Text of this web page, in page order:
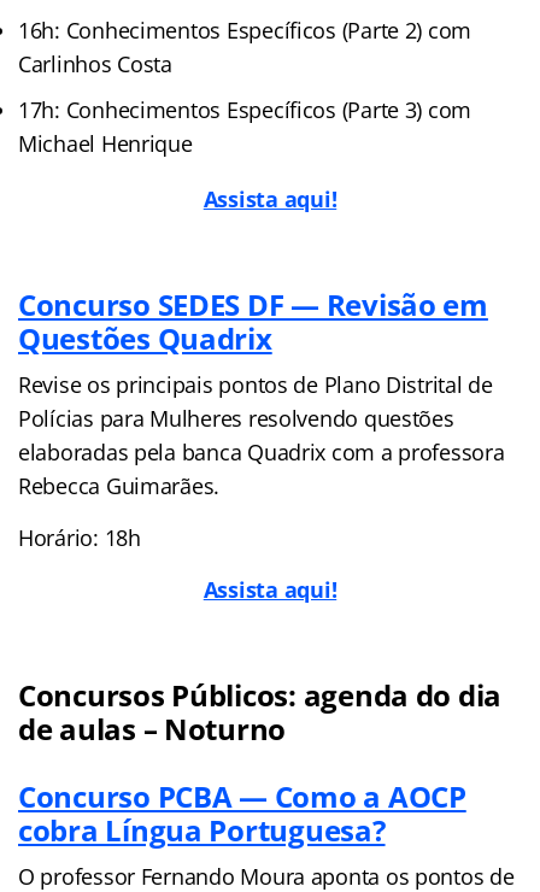
16h: Conhecimentos Específicos (Parte 2) com
Carlinhos Costa
17h: Conhecimentos Específicos (Parte 3) com
Michael Henrique
Assista aqui!
Concurso SEDES DF — Revisão em
Questões Quadrix
Revise os principais pontos de Plano Distrital de
Polícias para Mulheres resolvendo questões
elaboradas pela banca Quadrix com a professora
Rebecca Guimarães.
Horário: 18h
Assista aqui!
Concursos Públicos: agenda do dia
de aulas – Noturno
Concurso PCBA — Como a AOCP
cobra Língua Portuguesa?
O professor Fernando Moura aponta os pontos de